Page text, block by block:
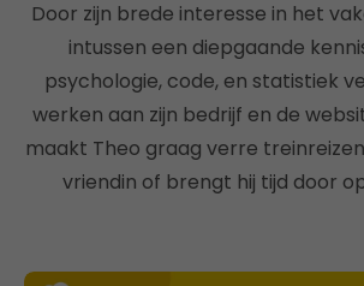
Door zijn brede interesse in het
intussen een diepgaande
psychologie, code, en statistiek
werken aan zijn bedrijf en de
maakt Theo graag verre
vriendin of brengt hij tijd door